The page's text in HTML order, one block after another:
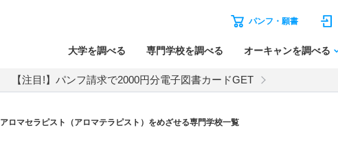
パンフ・願書
大学を調べる 専門学校を調べる オーキャンを調べる
【注目!】パンフ請求で2000円分電子図書カードGET
アロマセラピスト（アロマテラピスト）をめざせる専門学校一覧